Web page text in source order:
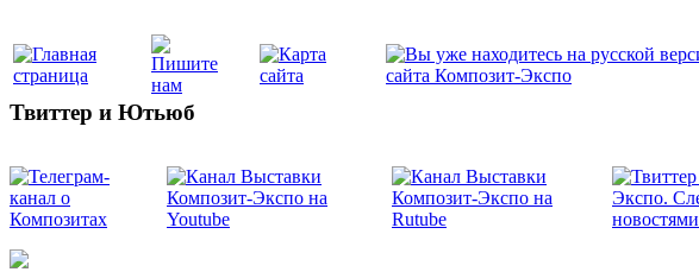
Твиттер и Ютьюб